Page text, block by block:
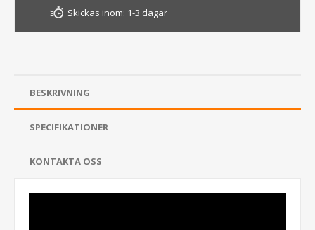
Skickas inom: 1-3 dagar
BESKRIVNING
SPECIFIKATIONER
KONTAKTA OSS